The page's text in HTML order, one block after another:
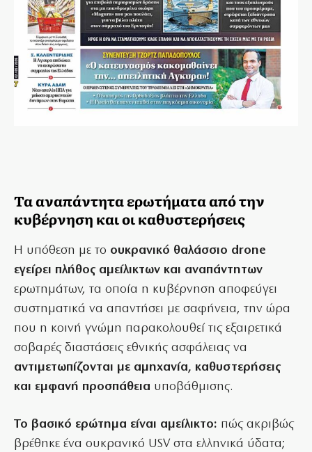
Τα αναπάντητα ερωτήματα από την
κυβέρνηση και οι καθυστερήσεις
Η υπόθεση με το ουκρανικό θαλάσσιο drone
εγείρει πλήθος αμείλικτων και αναπάντητων
ερωτημάτων, τα οποία η κυβέρνηση αποφεύγει
συστηματικά να απαντήσει με σαφήνεια, την ώρα
που η κοινή γνώμη παρακολουθεί τις εξαιρετικά
σοβαρές διαστάσεις εθνικής ασφάλειας να
αντιμετωπίζονται με αμηχανία, καθυστερήσεις
και εμφανή προσπάθεια υποβάθμισης.
Το βασικό ερώτημα είναι αμείλικτο: πώς ακριβώς
βρέθηκε ένα ουκρανικό USV στα ελληνικά ύδατα;